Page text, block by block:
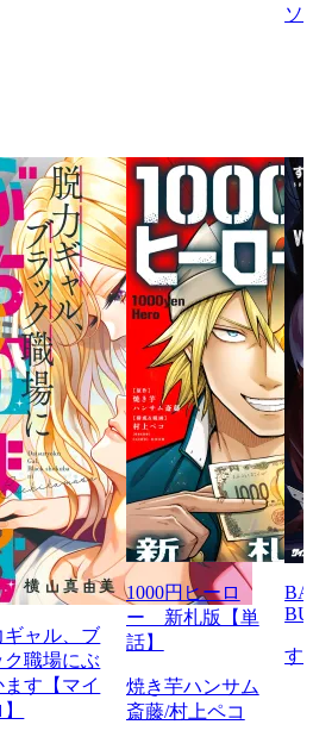
ソ
ギャル、ブ
ク職場にぶ
ます【マイ
1000円ヒーロ
ー 新札版【単
話】
焼き芋ハンサム
斎藤/村上ペコ
す